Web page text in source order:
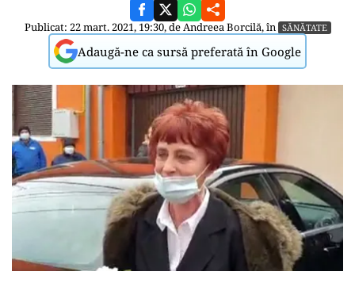
Publicat: 22 mart. 2021, 19:30, deAndreea Borcilă, în SĂNĂTATE
Adaugă-ne ca sursă preferată în Google